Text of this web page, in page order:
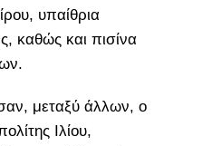
υπαίθρια
καθώς και πισίνα
μεταξύ άλλων, ο
Ιλίου,